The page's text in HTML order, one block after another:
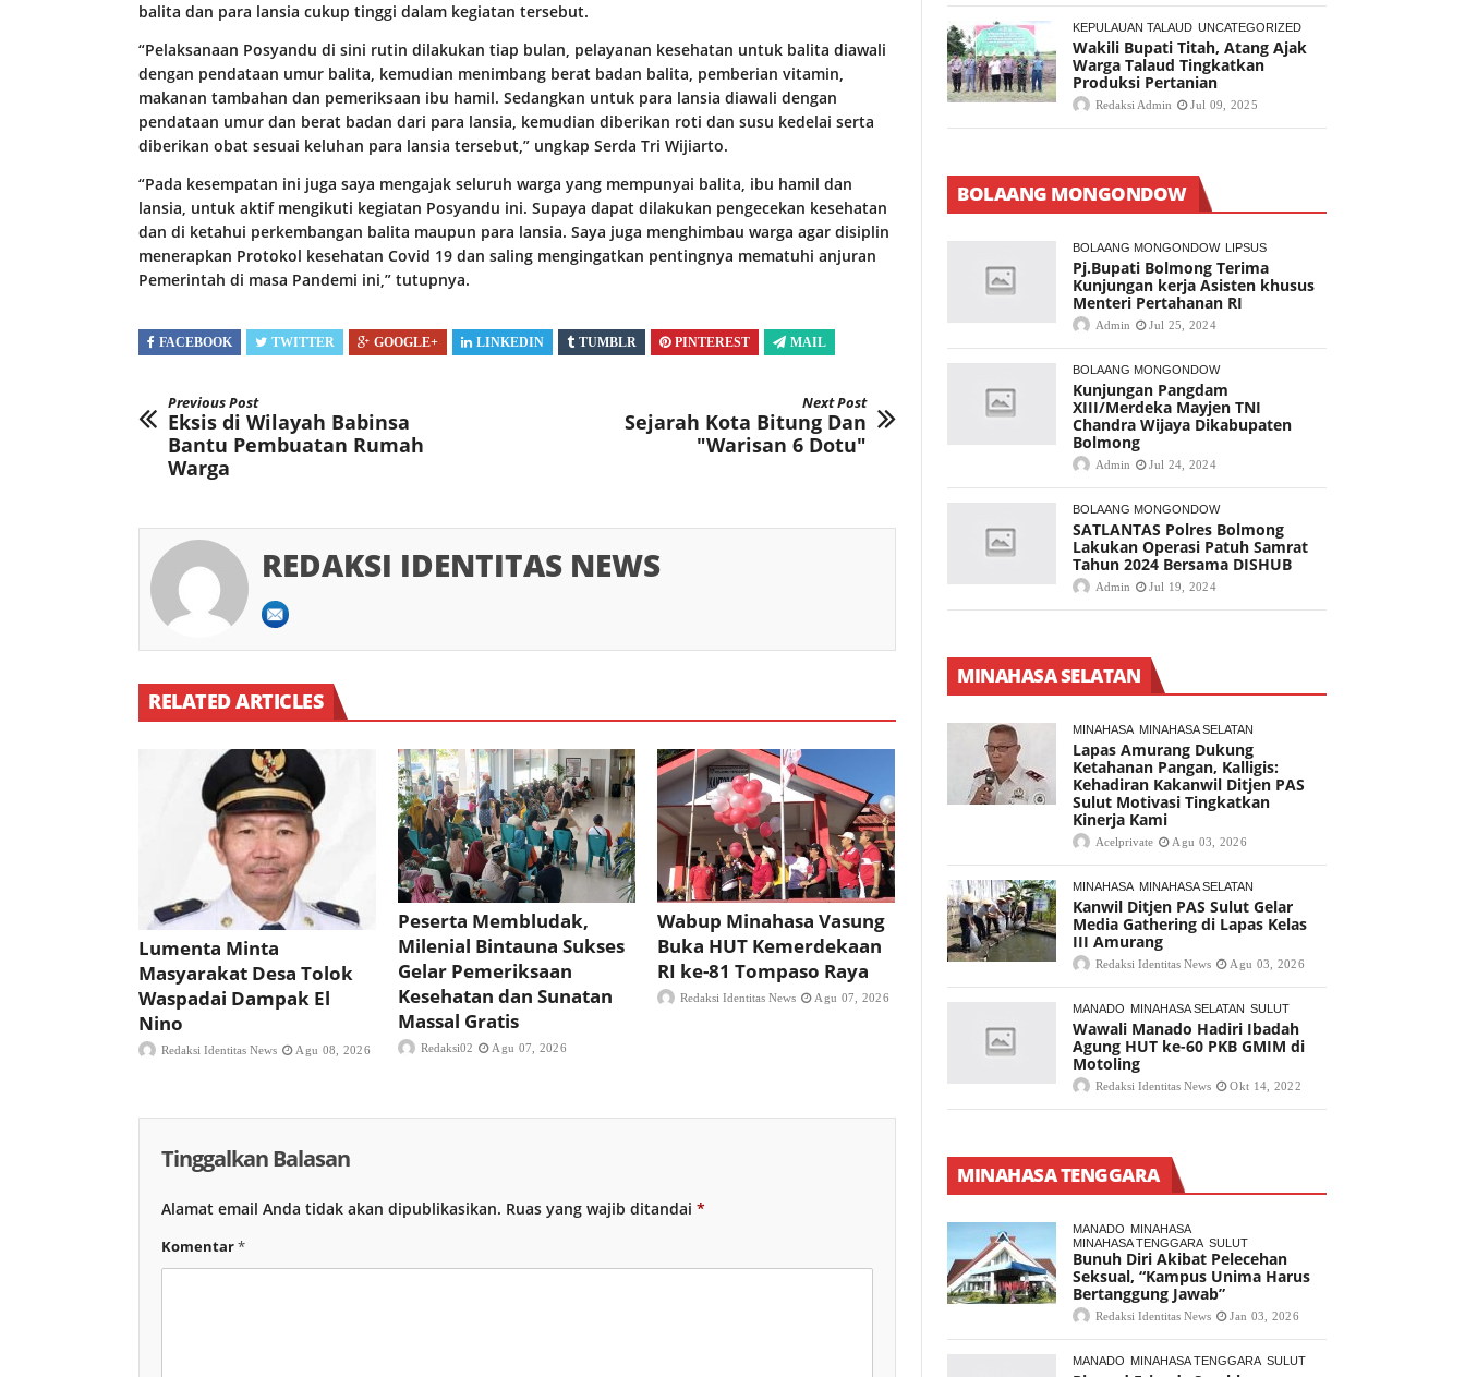
balita dan para lansia cukup tinggi dalam kegiatan tersebut.
“Pelaksanaan Posyandu di sini rutin dilakukan tiap bulan, pelayanan kesehatan untuk balita diawali
dengan pendataan umur balita, kemudian menimbang berat badan balita, pemberian vitamin,
makanan tambahan dan pemeriksaan ibu hamil. Sedangkan untuk para lansia diawali dengan
pendataan umur dan berat badan dari para lansia, kemudian diberikan roti dan susu kedelai serta
diberikan obat sesuai keluhan para lansia tersebut,” ungkap Serda Tri Wijiarto.
“Pada kesempatan ini juga saya mengajak seluruh warga yang mempunyai balita, ibu hamil dan
lansia, untuk aktif mengikuti kegiatan Posyandu ini. Supaya dapat dilakukan pengecekan kesehatan
dan di ketahui perkembangan balita maupun para lansia. Saya juga menghimbau warga agar disiplin
menerapkan Protokol kesehatan Covid 19 dan saling mengingatkan pentingnya mematuhi anjuran
Pemerintah di masa Pandemi ini,” tutupnya.
FACEBOOK TWITTER GOOGLE+ LINKEDIN TUMBLR PINTEREST MAIL
Previous Post
Eksis di Wilayah Babinsa
Bantu Pembuatan Rumah
Warga
Next Post
Sejarah Kota Bitung Dan
"Warisan 6 Dotu"
REDAKSI IDENTITAS NEWS
RELATED ARTICLES
Lumenta Minta
Masyarakat Desa Tolok
Waspadai Dampak El
Nino
Redaksi Identitas News Agu 08, 2026
Peserta Membludak,
Milenial Bintauna Sukses
Gelar Pemeriksaan
Kesehatan dan Sunatan
Massal Gratis
Redaksi02 Agu 07, 2026
Wabup Minahasa Vasung
Buka HUT Kemerdekaan
RI ke-81 Tompaso Raya
Redaksi Identitas News Agu 07, 2026
Tinggalkan Balasan
Alamat email Anda tidak akan dipublikasikan. Ruas yang wajib ditandai *
Komentar*
KEPULAUAN TALAUD UNCATEGORIZED
Wakili Bupati Titah, Atang Ajak
Warga Talaud Tingkatkan
Produksi Pertanian
Redaksi Admin Jul 09, 2025
BOLAANG MONGONDOW
BOLAANG MONGONDOW LIPSUS
Pj.Bupati Bolmong Terima
Kunjungan kerja Asisten khusus
Menteri Pertahanan RI
Admin Jul 25, 2024
BOLAANG MONGONDOW
Kunjungan Pangdam
XIII/Merdeka Mayjen TNI
Chandra Wijaya Dikabupaten
Bolmong
Admin Jul 24, 2024
BOLAANG MONGONDOW
SATLANTAS Polres Bolmong
Lakukan Operasi Patuh Samrat
Tahun 2024 Bersama DISHUB
Admin Jul 19, 2024
MINAHASA SELATAN
MINAHASA MINAHASA SELATAN
Lapas Amurang Dukung
Ketahanan Pangan, Kalligis:
Kehadiran Kakanwil Ditjen PAS
Sulut Motivasi Tingkatkan
Kinerja Kami
Acelprivate Agu 03, 2026
MINAHASA MINAHASA SELATAN
Kanwil Ditjen PAS Sulut Gelar
Media Gathering di Lapas Kelas
III Amurang
Redaksi Identitas News Agu 03, 2026
MANADO MINAHASA SELATAN SULUT
Wawali Manado Hadiri Ibadah
Agung HUT ke-60 PKB GMIM di
Motoling
Redaksi Identitas News Okt 14, 2022
MINAHASA TENGGARA
MANADO MINAHASA
MINAHASA TENGGARA SULUT
Bunuh Diri Akibat Pelecehan
Seksual, “Kampus Unima Harus
Bertanggung Jawab”
Redaksi Identitas News Jan 03, 2026
MANADO MINAHASA TENGGARA SULUT